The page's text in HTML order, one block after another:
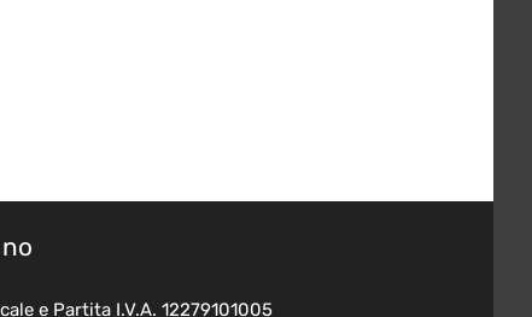
e Partita I.V.A. 12279101005